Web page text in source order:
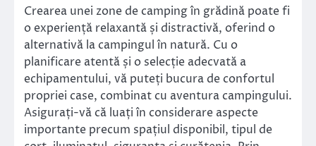
Crearea unei zone de camping în grădină poate fi
o experiență relaxantă și distractivă, oferind o
alternativă la campingul în natură. Cu o
planificare atentă și o selecție adecvată a
echipamentului, vă puteți bucura de confortul
propriei case, combinat cu aventura campingului.
Asigurați-vă că luați în considerare aspecte
importante precum spațiul disponibil, tipul de